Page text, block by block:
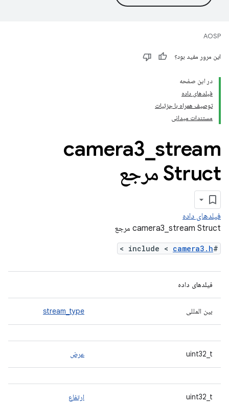
AOSP
این مرور مفید بود؟
در این صفحه
فیلدهای داده
توصیف همراه با جزئیات
مستندات میدانی
camera3 stream
Struct مرجع
فیلدهای داده
camera3_stream Struct مرجع
#include <
camera3.h
>
فیلدهای داده
بین المللی stream_type
uint32_t عرض
uint32_t ارتفاع